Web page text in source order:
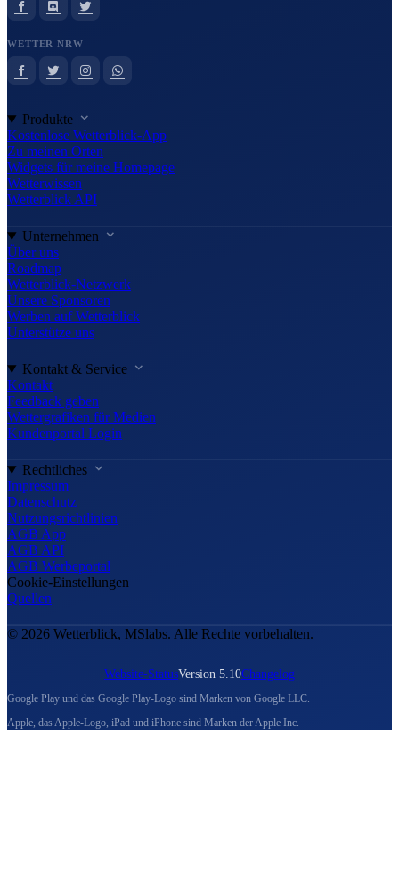
WETTER NRW
Produkte
Kostenlose Wetterblick-App
Zu meinen Orten
Widgets für meine Homepage
Wetterwissen
Wetterblick API
Unternehmen
Über uns
Roadmap
Wetterblick-Netzwerk
Unsere Sponsoren
Werben auf Wetterblick
Unterstütze uns
Kontakt & Service
Kontakt
Feedback geben
Wettergrafiken für Medien
Kundenportal Login
Rechtliches
Impressum
Datenschutz
Nutzungsrichtlinien
AGB App
AGB API
AGB Werbeportal
Cookie-Einstellungen
Quellen
© 2026 Wetterblick, MSlabs. Alle Rechte vorbehalten.
Website-StatusVersion 5.10Changelog
Google Play und das Google Play-Logo sind Marken von Google LLC.
Apple, das Apple-Logo, iPad und iPhone sind Marken der Apple Inc.